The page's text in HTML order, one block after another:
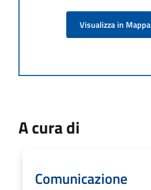
Visualizza in Mappa
A cura di
Comunicazione